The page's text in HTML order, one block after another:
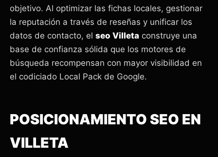
objetivo. Al optimizar las fichas locales, gestionar
la reputación a través de reseñas y unificar los
datos de contacto, el seo Villeta construye una
base de confianza sólida que los motores de
búsqueda recompensan con mayor visibilidad en
el codiciado Local Pack de Google.
POSICIONAMIENTO SEO EN
VILLETA